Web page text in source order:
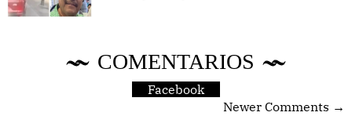
COMENTARIOS
Facebook
Newer Comments →